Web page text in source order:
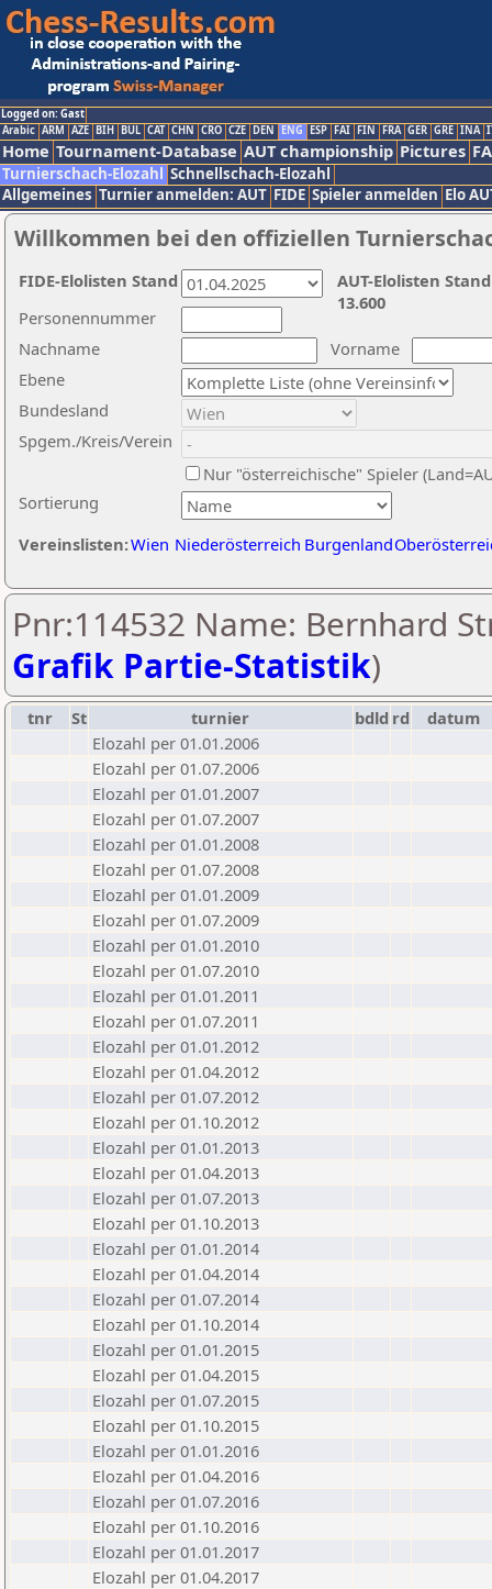
Logged on: Gast
Arabic ARM AZE BIH BUL CAT CHN CRO CZE DEN ENG ESP FAI FIN FRA GER GRE INA
Home Tournament-Database AUT championship Pictures
Turnierschach-Elozahl Schnellschach-Elozahl
Allgemeines Turnier anmelden: AUT FIDE Spieler anmelden Elo
Willkommen bei den offiziellen
Nachname
Vorname
Ebene
Sortierung
Personennummer
Bundesland
Spgem./Kreis/Verein
Nur "österreichische" Spieler
Vereinslisten:Wien Niederösterreich Burgenland
AUT-Elolisten
13.600
FIDE-Elolisten Stand
Pnr:114532 Name: Bernhard
Grafik Partie-Statistik)
tnr St turnier bdld rd
datum
Elozahl per 01.01.2006
Elozahl per 01.07.2006
Elozahl per 01.01.2007
Elozahl per 01.07.2007
Elozahl per 01.01.2008
Elozahl per 01.07.2008
Elozahl per 01.01.2009
Elozahl per 01.07.2009
Elozahl per 01.01.2010
Elozahl per 01.07.2010
Elozahl per 01.01.2011
Elozahl per 01.07.2011
Elozahl per 01.01.2012
Elozahl per 01.04.2012
Elozahl per 01.07.2012
Elozahl per 01.10.2012
Elozahl per 01.01.2013
Elozahl per 01.04.2013
Elozahl per 01.07.2013
Elozahl per 01.10.2013
Elozahl per 01.01.2014
Elozahl per 01.04.2014
Elozahl per 01.07.2014
Elozahl per 01.10.2014
Elozahl per 01.01.2015
Elozahl per 01.04.2015
Elozahl per 01.07.2015
Elozahl per 01.10.2015
Elozahl per 01.01.2016
Elozahl per 01.04.2016
Elozahl per 01.07.2016
Elozahl per 01.10.2016
Elozahl per 01.01.2017
Elozahl per 01.04.2017